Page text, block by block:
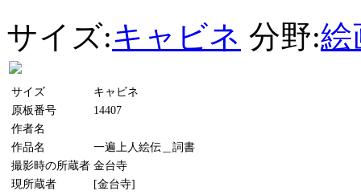
サイズ:キャビネ 分野:絵
サイズ
キャビネ
原板番号
14407
作者名
作品名
一遍上人絵伝＿詞書
撮影時の所蔵者 金台寺
現所蔵者
[金台寺]